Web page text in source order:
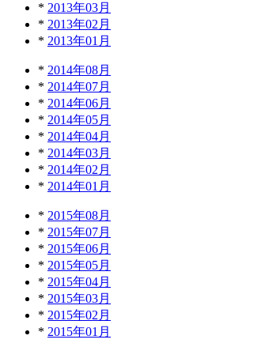
* 2013年03月
* 2013年02月
* 2013年01月
* 2014年08月
* 2014年07月
* 2014年06月
* 2014年05月
* 2014年04月
* 2014年03月
* 2014年02月
* 2014年01月
* 2015年08月
* 2015年07月
* 2015年06月
* 2015年05月
* 2015年04月
* 2015年03月
* 2015年02月
* 2015年01月